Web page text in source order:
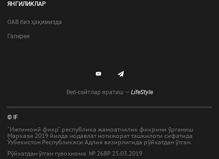
ЯНГИЛИКЛАР
ОАВ биз ҳақимизда
Галерея
Веб-сайтлар яратиш — LifeStyle
© IF
"Ижтимоий фикр" республика жамоатчилик фикрини ўрганиш
Маркази 2019 йилда нодавлат нотижорат ташкилоти сифатида
Ўзбекистон Республикаси Адлия вазирлигида рўйхатдан ўтган.
Рўйхатдан ўтган гувоҳнома № 268Р 25.03.2019